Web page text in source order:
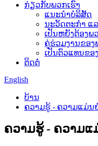
ກ່ຽວກັບພວກເຮົາ
ແນະນໍາບໍລິສັດ
ນະວັດຕະກໍາ ແ
ເປັນຫຍັງຕ້ອງພ
ຄູ່ຮ່ວມງານຂອງ
ເປັນຕົວແທນຂອ
ຕິດຕໍ່
English
ບ້ານ
ຄວາມຮູ້ - ຄວາມແມ່
ຄວາມຮູ້ - ຄວາມ